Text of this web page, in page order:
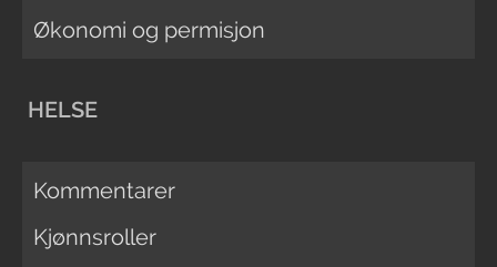
Økonomi og permisjon
HELSE
Kommentarer
Kjønnsroller